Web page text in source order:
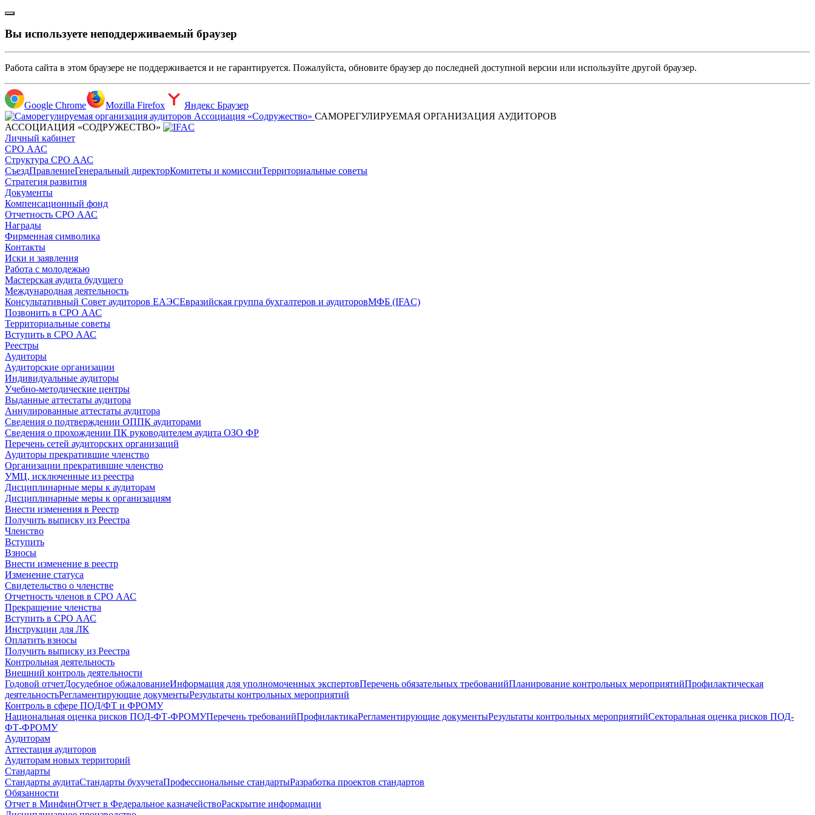
Вы используете неподдерживаемый браузер
Работа сайта в этом браузере не поддерживается и не гарантируется. Пожалуйста, обновите браузер до последней доступной версии или используйте другой браузер.
Google Chrome Mozilla Firefox
Яндекс Браузер
САМОРЕГУЛИРУЕМАЯ ОРГАНИЗАЦИЯ АУДИТОРОВ
АССОЦИАЦИЯ «СОДРУЖЕСТВО»
Личный кабинет
СРО ААС
Структура СРО ААС
СъездПравлениеГенеральный директорКомитеты и комиссииТерриториальные советы
Стратегия развития
Документы
Компенсационный фонд
Отчетность СРО ААС
Награды
Фирменная символика
Контакты
Иски и заявления
Работа с молодежью
Мастерская аудита будущего
Международная деятельность
Консультативный Совет аудиторов ЕАЭСЕвразийская группа бухгалтеров и аудиторовМФБ (IFAC)
Позвонить в СРО ААС
Территориальные советы
Вступить в СРО ААС
Реестры
Аудиторы
Аудиторские организации
Индивидуальные аудиторы
Учебно-методические центры
Выданные аттестаты аудитора
Аннулированные аттестаты аудитора
Сведения о подтверждении ОППК аудиторами
Сведения о прохождении ПК руководителем аудита ОЗО ФР
Перечень сетей аудиторских организаций
Аудиторы прекратившие членство
Организации прекратившие членство
УМЦ, исключенные из реестра
Дисциплинарные меры к аудиторам
Дисциплинарные меры к организациям
Внести изменения в Реестр
Получить выписку из Реестра
Членство
Вступить
Взносы
Внести изменение в реестр
Изменение статуса
Свидетельство о членстве
Отчетность членов в СРО ААС
Прекращение членства
Вступить в СРО ААС
Инструкции для ЛК
Оплатить взносы
Получить выписку из Реестра
Контрольная деятельность
Внешний контроль деятельности
Годовой отчетДосудебное обжалованиеИнформация для уполномоченных экспертовПеречень обязательных требованийПланирование контрольных мероприятийПрофилактическая
деятельностьРегламентирующие документыРезультаты контрольных мероприятий
Контроль в сфере ПОД/ФТ и ФРОМУ
Национальная оценка рисков ПОД-ФТ-ФРОМУПеречень требованийПрофилактикаРегламентирующие документыРезультаты контрольных мероприятийСекторальная оценка рисков ПОД-
ФТ-ФРОМУ
Аудиторам
Аттестация аудиторов
Аудиторам новых территорий
Стандарты
Стандарты аудитаСтандарты бухучетаПрофессиональные стандартыРазработка проектов стандартов
Обязанности
Отчет в МинфинОтчет в Федеральное казначействоРаскрытие информации